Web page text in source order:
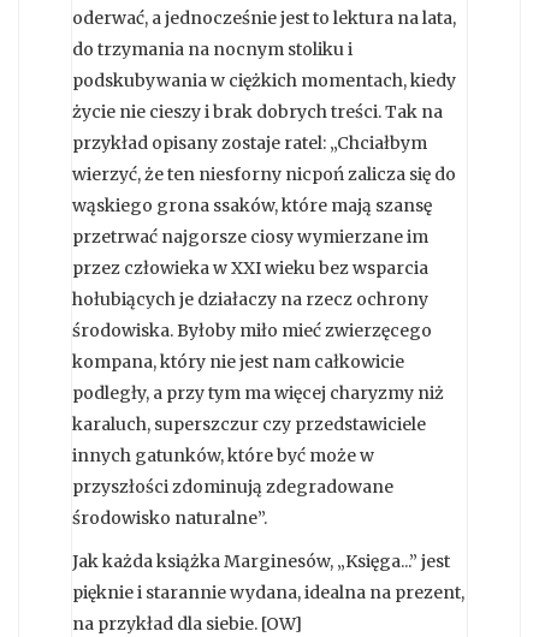
oderwać, a jednocześnie jest to lektura na lata,
do trzymania na nocnym stoliku i
podskubywania w ciężkich momentach, kiedy
życie nie cieszy i brak dobrych treści. Tak na
przykład opisany zostaje ratel: „Chciałbym
wierzyć, że ten niesforny nicpoń zalicza się do
wąskiego grona ssaków, które mają szansę
przetrwać najgorsze ciosy wymierzane im
przez człowieka w XXI wieku bez wsparcia
hołubiących je działaczy na rzecz ochrony
środowiska. Byłoby miło mieć zwierzęcego
kompana, który nie jest nam całkowicie
podległy, a przy tym ma więcej charyzmy niż
karaluch, superszczur czy przedstawiciele
innych gatunków, które być może w
przyszłości zdominują zdegradowane
środowisko naturalne”.
Jak każda książka Marginesów, „Księga...” jest
pięknie i starannie wydana, idealna na prezent,
na przykład dla siebie. [OW]